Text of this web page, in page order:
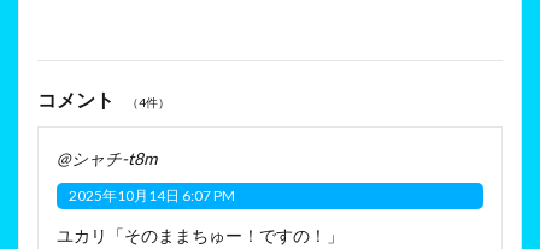
コメント （4件）
@シャチ-t8m
2025年10月14日 6:07 PM
ユカリ「そのままちゅー！ですの！」